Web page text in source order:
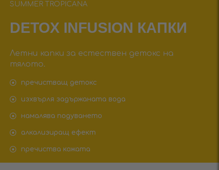
SUMMER TROPICANA
DETOX INFUSIОN КАПКИ
Летни капки за естествен детокс на
тялото.
пречистващ детокс
изхвърля задържаната вода
намалява подуването
алкализиращ ефект
пречиства кожата